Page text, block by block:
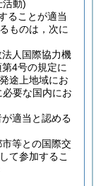
活動)
ることが適当
ものは，次に
人国際協力機
4号の規定に
途上地域にお
要な国内にお
適当と認める
等との国際交
て参加するこ